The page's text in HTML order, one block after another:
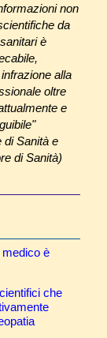
non
da
è
alla
oltre
e
di Sanità e
di Sanità)
è
che